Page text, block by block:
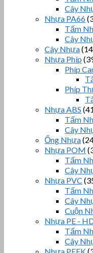
Cây
Nhựa PA66
Tấm
Cây
Cây Nhựa
Nhựa Phíp
Phíp
Phíp
Nhựa ABS
Tấm
Cây
Ống Nhựa
Nhựa POM
Tấm
Cây
Nhựa PVC
Tấm
Cây
Cuộn
Nhựa PE -
Tấm
Cây